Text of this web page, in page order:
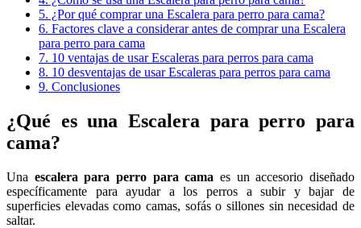
5. ¿Por qué comprar una Escalera para perro para cama?
6. Factores clave a considerar antes de comprar una Escalera
para perro para cama
7. 10 ventajas de usar Escaleras para perros para cama
8. 10 desventajas de usar Escaleras para perros para cama
9. Conclusiones
¿Qué es una Escalera para perro para
cama?
Una escalera para perro para cama es un accesorio diseñado
específicamente para ayudar a los perros a subir y bajar de
superficies elevadas como camas, sofás o sillones sin necesidad de
saltar.